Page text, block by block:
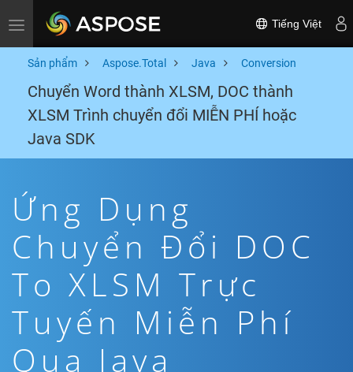
Toggle navigation Tiếng Việt
Sản phẩm Aspose.Total Java Conversion
Chuyển Word thành XLSM, DOC thành
XLSM Trình chuyển đổi MIỄN PHÍ hoặc
Java SDK
Ứng Dụng
Chuyển Đổi DOC
To XLSM Trực
Tuyến Miễn Phí
Qua Java